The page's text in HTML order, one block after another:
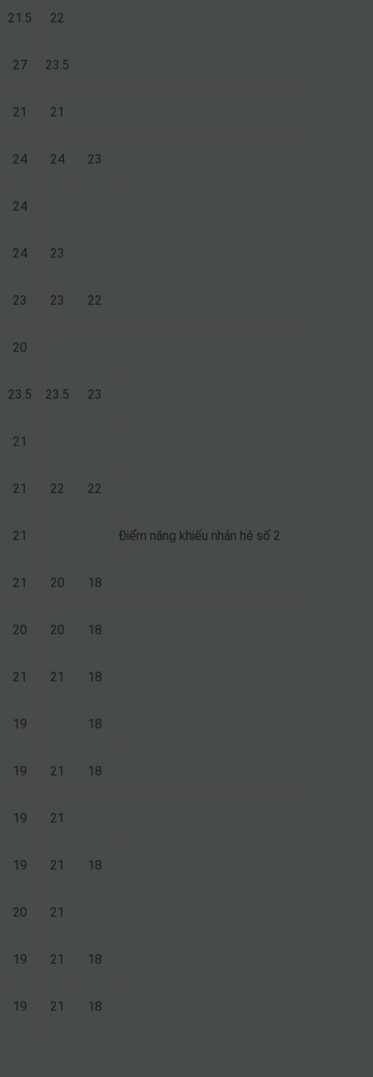
21.5 22
27 23.5
21 21
24 24 23
24
24 23
23 23 22
20
23.5 23.5 23
21
21 22 22
21 Điểm năng khiếu nhân hệ số 2
21 20 18
20 20 18
21 21 18
19 18
19 21 18
19 21
19 21 18
20 21
19 21 18
19 21 18